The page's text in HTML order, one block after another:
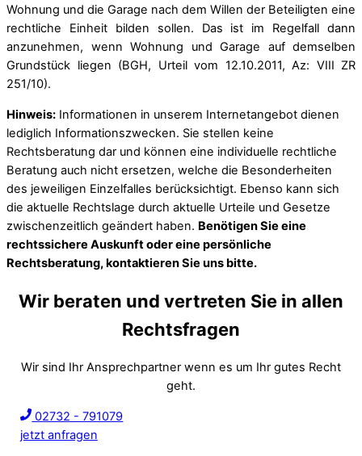
Wohnung und die Garage nach dem Willen der Beteiligten eine
rechtliche Einheit bilden sollen. Das ist im Regelfall dann
anzunehmen, wenn Wohnung und Garage auf demselben
Grundstück liegen (BGH, Urteil vom 12.10.2011, Az: VIII ZR
251/10).
Hinweis: Informationen in unserem Internetangebot dienen
lediglich Informationszwecken. Sie stellen keine
Rechtsberatung dar und können eine individuelle rechtliche
Beratung auch nicht ersetzen, welche die Besonderheiten
des jeweiligen Einzelfalles berücksichtigt. Ebenso kann sich
die aktuelle Rechtslage durch aktuelle Urteile und Gesetze
zwischenzeitlich geändert haben. Benötigen Sie eine
rechtssichere Auskunft oder eine persönliche
Rechtsberatung, kontaktieren Sie uns bitte.
Wir beraten und vertreten Sie in allen
Rechtsfragen
Wir sind Ihr Ansprechpartner wenn es um Ihr gutes Recht
geht.
02732 - 791079
jetzt anfragen